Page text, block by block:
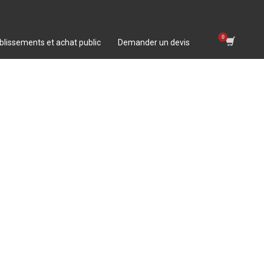
et achat public Demander un devis